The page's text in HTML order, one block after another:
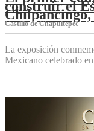
construir el
Chilpancingo,
Castillo de Chapultepec
La exposición
Mexicano celebrado